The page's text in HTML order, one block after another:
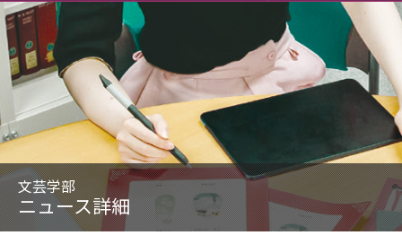
文芸学部
ニュース詳細